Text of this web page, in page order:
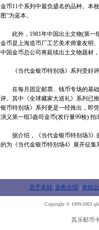
金币11个系列中最负盛名的品种。本
图”为蓝本。
此外，1981年中国出土文物(第一组
金币是上海造币厂工艺美术师童友明
中国金币总公司将延续出土文物题材
《当代金银币特别场》系列受好
在每月固定邮票、钱币专场的基础
评。其中《全球藏家大巡礼》系列已
银币特别场》系列更是一经推出，即
演义第一组5盎司金币(发行量99枚)
据介绍，《当代金银币特别场3》
的为《当代金银币特别场4》展开征
关于本站 业务介绍 本站
Copyright © 1999-2003
其乐邮币